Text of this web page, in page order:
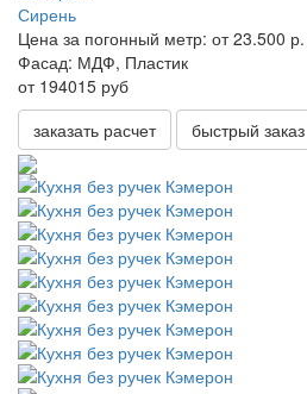
Сирень
Цена за погонный метр: от 23.500 р.
Фасад: МДФ, Пластик
от 194015 руб
заказать расчет
быстрый заказ